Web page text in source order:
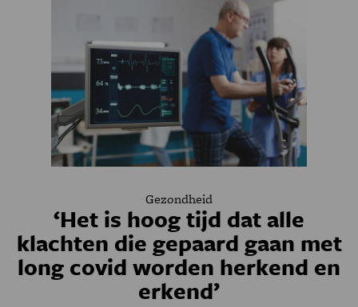
Gezondheid
‘Het is hoog tijd dat alle
klachten die gepaard gaan met
long covid worden herkend en
erkend’